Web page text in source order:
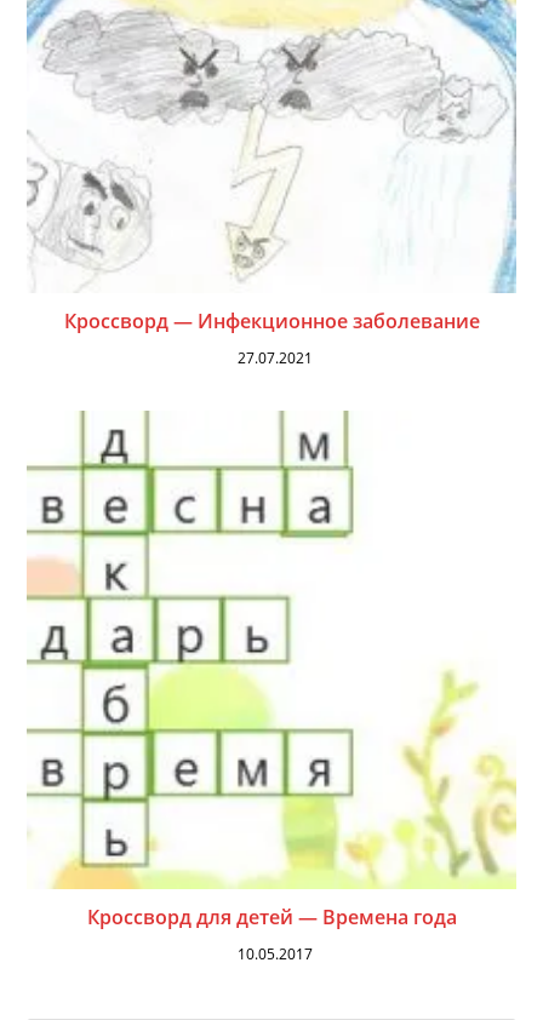
Кроссворд — Инфекционное заболевание
27.07.2021
Кроссворд для детей — Времена года
10.05.2017